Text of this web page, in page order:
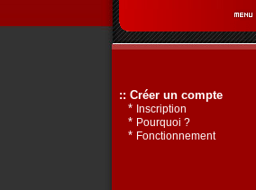
:: Créer un compte
* Inscription
* Pourquoi ?
* Fonctionnement